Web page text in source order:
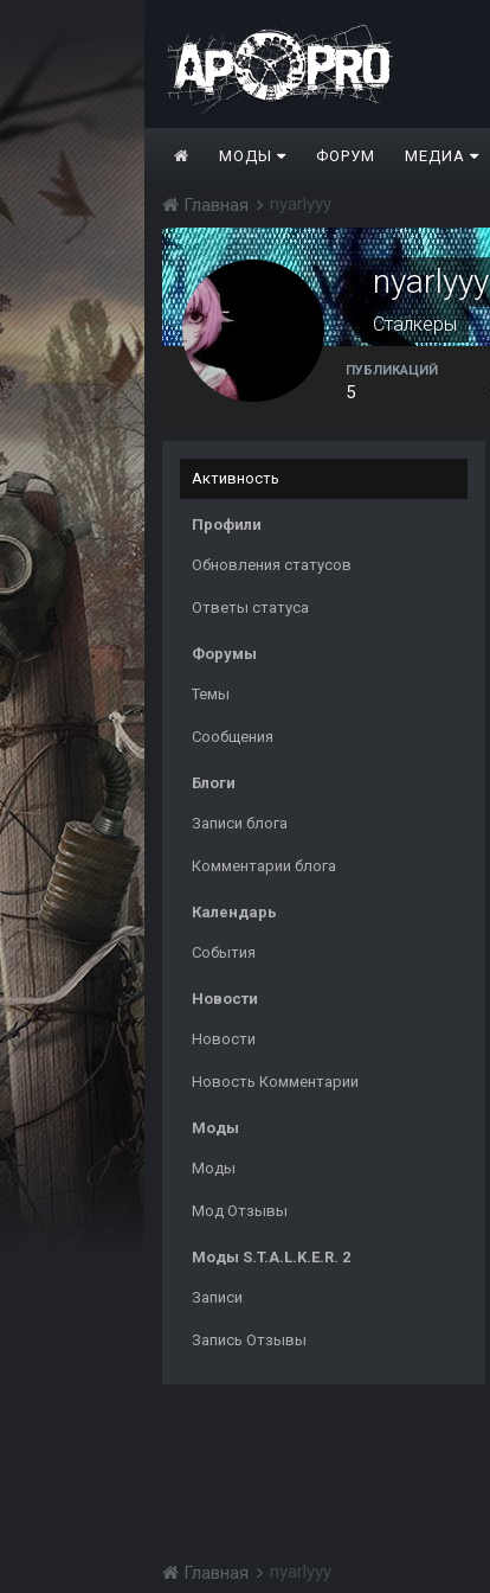
МОДЫ ФОРУМ МЕДИА
Главная nyarlyyy
nyarlyyy
Сталкеры
ПУБЛИКАЦИЙ
5
Активность
Профили
Обновления статусов
Ответы статуса
Форумы
Темы
Сообщения
Блоги
Записи блога
Комментарии блога
Календарь
События
Новости
Новости
Новость Комментарии
Моды
Моды
Мод Отзывы
Моды S.T.A.L.K.E.R. 2
Записи
Запись Отзывы
Главная nyarlyyy